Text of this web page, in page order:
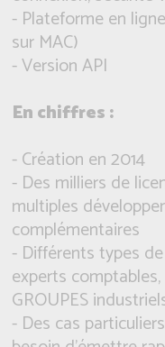
- Plateforme en
sur MAC)
- Version API
En chiffres :
- Création en 2014
- Des milliers de
multiples
complémentaires
- Différents types
experts
GROUPES
- Des cas